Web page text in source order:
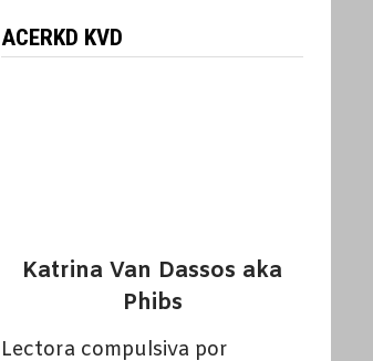
ACERKD KVD
Katrina Van Dassos aka
Phibs
Lectora compulsiva por